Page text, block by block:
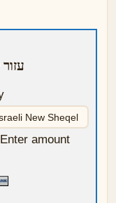
Enter amount